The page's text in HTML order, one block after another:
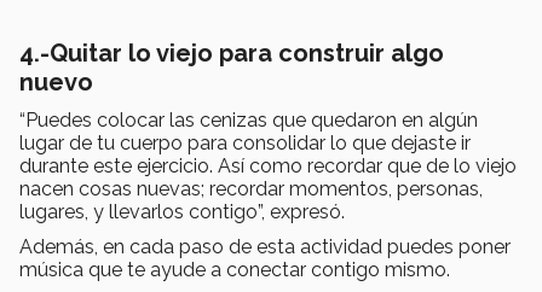
4.-Quitar lo viejo para construir algo
nuevo
“Puedes colocar las cenizas que quedaron en algún
lugar de tu cuerpo para consolidar lo que dejaste ir
durante este ejercicio. Así como recordar que de lo viejo
nacen cosas nuevas; recordar momentos, personas,
lugares, y llevarlos contigo”, expresó.
Además, en cada paso de esta actividad puedes poner
música que te ayude a conectar contigo mismo.